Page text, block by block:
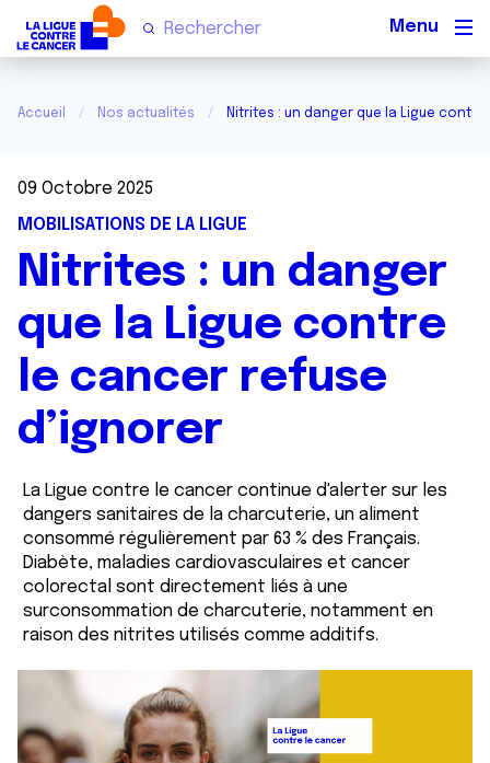
Accueil Nos actualités Nitrites : un danger que la Ligue
09 Octobre 2025
MOBILISATIONS DE LA LIGUE
Nitrites : un danger
que la Ligue contre
le cancer refuse
d’ignorer
La Ligue contre le cancer continue d'alerter sur les
dangers sanitaires de la charcuterie, un aliment
consommé régulièrement par 63 % des Français.
Diabète, maladies cardiovasculaires et cancer
colorectal sont directement liés à une
surconsommation de charcuterie, notamment en
raison des nitrites utilisés comme additifs.